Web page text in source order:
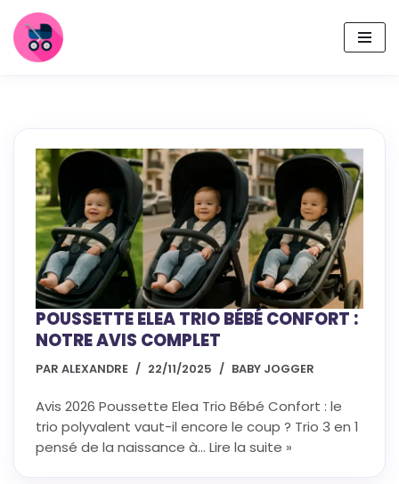
Aller
POUSSETTE ELEA TRIO BÉBÉ CONFORT :
NOTRE AVIS COMPLET
PAR ALEXANDRE 22/11/2025 BABY JOGGER
Avis 2026 Poussette Elea Trio Bébé Confort : le
trio polyvalent vaut-il encore le coup ? Trio 3 en 1
pensé de la naissance à… Lire la suite »